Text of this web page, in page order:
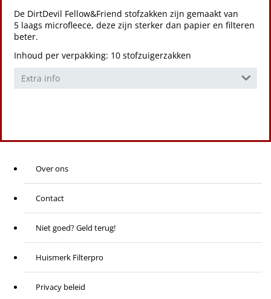
De DirtDevil Fellow&Friend stofzakken zijn gemaakt van
5 laags microfleece, deze zijn sterker dan papier en filteren
beter.
Inhoud per verpakking: 10 stofzuigerzakken
Extra info
Over ons
Contact
Niet goed? Geld terug!
Huismerk Filterpro
Privacy beleid